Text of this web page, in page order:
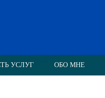
УСЛУГ ОБО МНЕ